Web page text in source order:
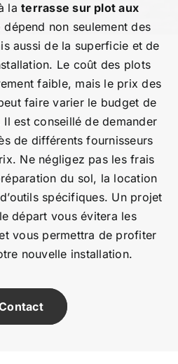
laterrasse sur plot aux
dépend non seulement des
aussi de la superficie et de
Le coût des plots
faible, mais le prix des
faire varier le budget de
est conseillé de demander
de différents fournisseurs
Ne négligez pas les frais
du sol, la location
spécifiques. Un projet
départ vous évitera les
vous permettra de profiter
nouvelle installation.